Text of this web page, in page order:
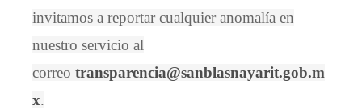
invitamos a reportar cualquier anomalía en
nuestro servicio al
correo transparencia@sanblasnayarit.gob.m
x.